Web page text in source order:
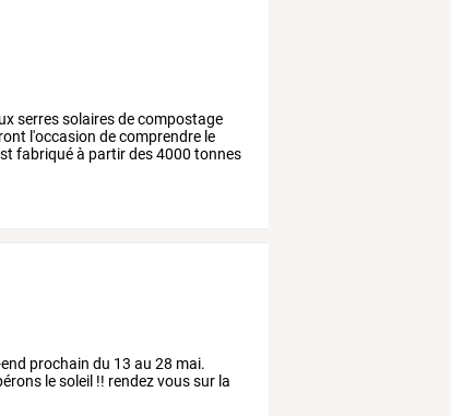
serressolairesdecompostage
l'occasion decomprendre le
fabriquéà partirdes4000 tonnes
prochain du 13 au 28 mai.
le soleil !! rendez vous sur la